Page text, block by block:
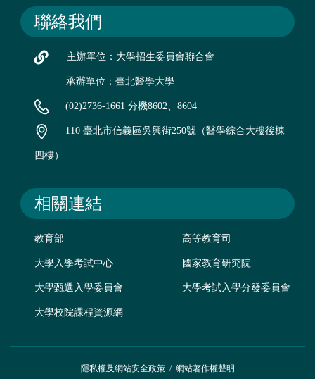
聯絡我們
主辦單位：大學招生委員會聯合會
承辦單位：臺北醫學大學
(02)2736-1661 分機8602、8604
110 臺北市信義區吳興街250號（醫學綜合大樓後棟
四樓）
相關連結
教育部 高等教育司
大學入學考試中心 國家教育研究院
大學甄選入學委員會 大學考試入學分發委員會
大學校院課程資源網
隱私權及網站安全政策/ 網站著作權聲明